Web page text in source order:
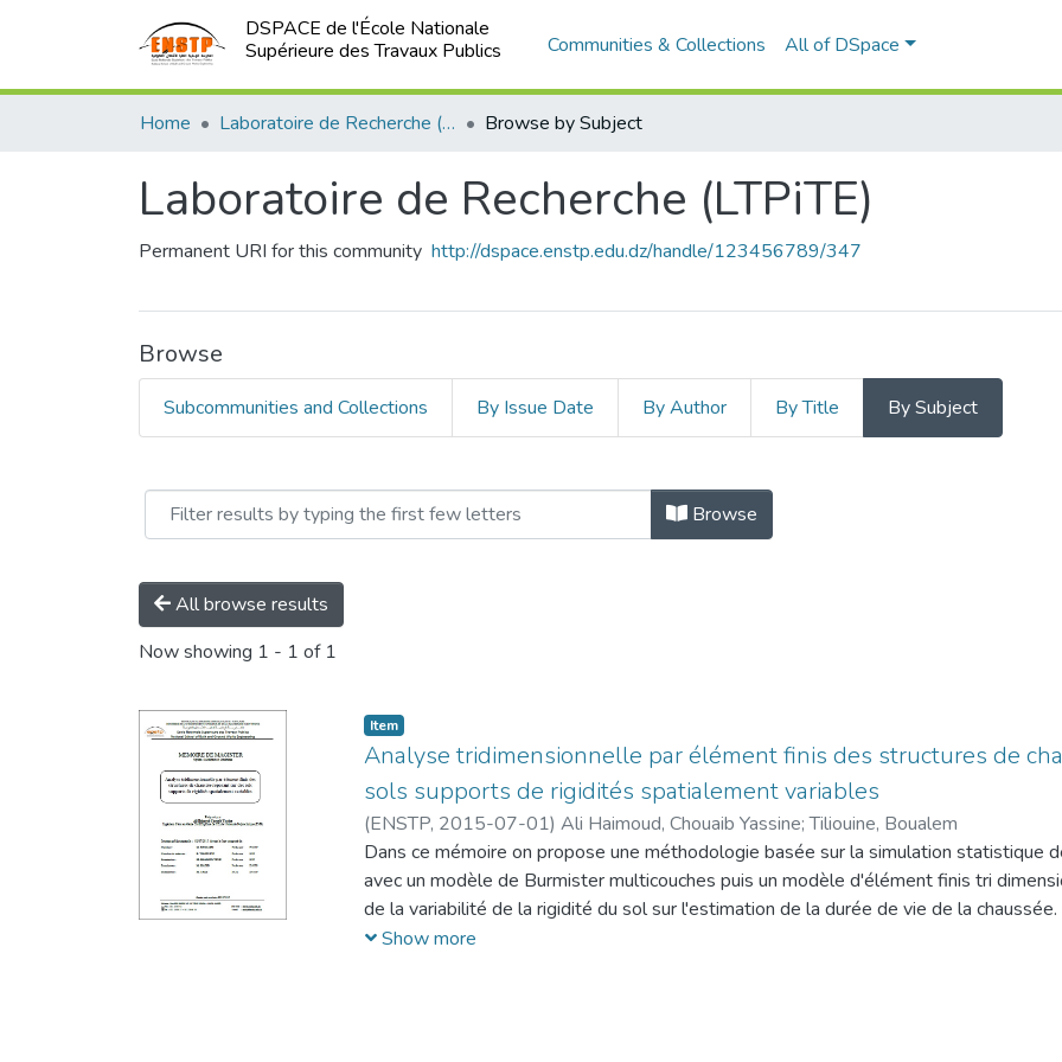
DSPACE de l'École Nationale
Supérieure des Travaux Publics
Communities & Collections All of DSpace
Home Laboratoire de Recherche (LTPiTE) Browse by Subject
Laboratoire de Recherche (LTPiTE)
Permanent URI for this community http://dspace.enstp.edu.dz/handle/123456789/347
Browse
Subcommunities and Collections By Issue Date By Author By Title By Subject
Browsing Laboratoire de Recherche (LTPiTE) by Subject "3D
Browse
All browse results
Now showing 1 - 1 of 1
Item
Analyse tridimensionnelle par élément finis des structures de
sols supports de rigidités spatialement variables
(ENSTP, 2015-07-01) Ali Haimoud, Chouaib Yassine;Tiliouine, Boualem
Dans ce mémoire on propose une méthodologie basée sur la simulation statistique
avec un modèle de Burmister multicouches puis un modèle d'élément finis tri
de la variabilité de la rigidité du sol sur l'estimation de la durée de vie de la
d'estimer à une probabilité donnée (un facteur de risque vis-à-vis de l'orniérage), la
Show more